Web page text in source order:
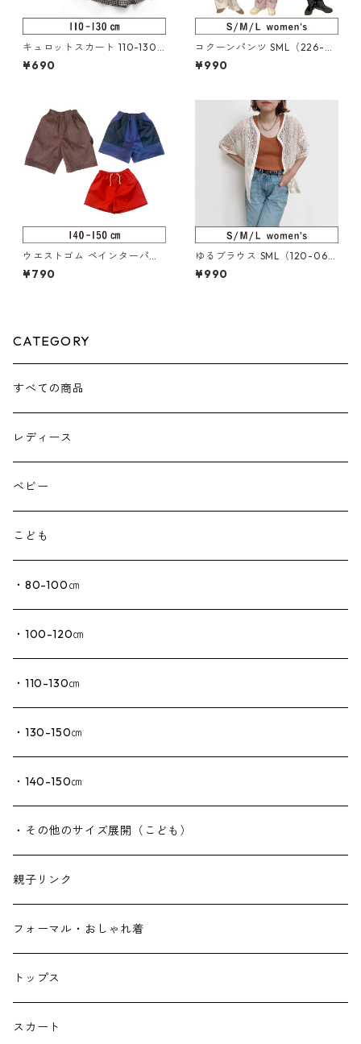
キュロットスカート 110-130
（222-076-3）
¥690
コクーンパンツ SML（226-08
6-5）
¥990
ウエストゴム ペインターパン
ツ 140-150（217-014-4）
¥790
ゆるブラウス SML（120-069
-5）
¥990
CATEGORY
すべての商品
レディース
ベビー
こども
・80-100㎝
・100-120㎝
・110-130㎝
・130-150㎝
・140-150㎝
・その他のサイズ展開（こども）
親子リンク
フォーマル・おしゃれ着
トップス
スカート